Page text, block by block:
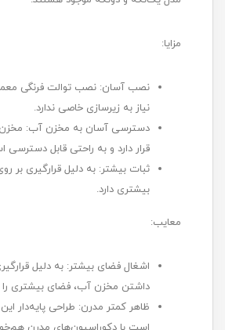
مزایا:
نصب آسان: نصب توالت فرنگی
نیاز به زیرسازی خاصی ندارد.
دسترسی آسان به مخزن آب: مخزن
قرار دارد و به راحتی قابل دسترسی
ثبات بیشتر: به دلیل قرارگیری بر
بیشتری دارد.
معایب:
اشغال فضای بیشتر: به دلیل
داشتن مخزن آب، فضای بیشتری
ظاهر کمتر مدرن: طراحی پایه‌دار